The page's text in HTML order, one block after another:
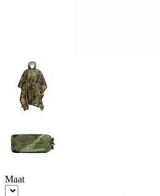
Maat